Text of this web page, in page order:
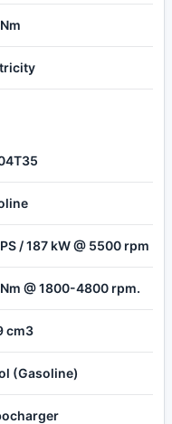
/ 187 kW @ 5500 rpm
@ 1800-4800 rpm.
cm3
(Gasoline)